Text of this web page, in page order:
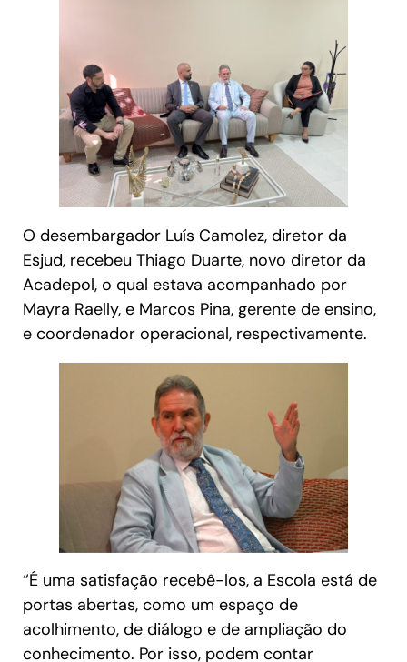
O desembargador Luís Camolez, diretor da
Esjud, recebeu Thiago Duarte, novo diretor da
Acadepol, o qual estava acompanhado por
Mayra Raelly, e Marcos Pina, gerente de ensino,
e coordenador operacional, respectivamente.
“É uma satisfação recebê-los, a Escola está de
portas abertas, como um espaço de
acolhimento, de diálogo e de ampliação do
conhecimento. Por isso, podem contar